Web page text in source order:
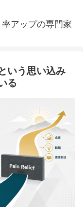
アップの専門家
いう思い込み
る